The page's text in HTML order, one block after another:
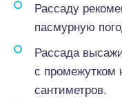
Рассаду
пасмурную
Рассада
с промежутком
сантиметров.